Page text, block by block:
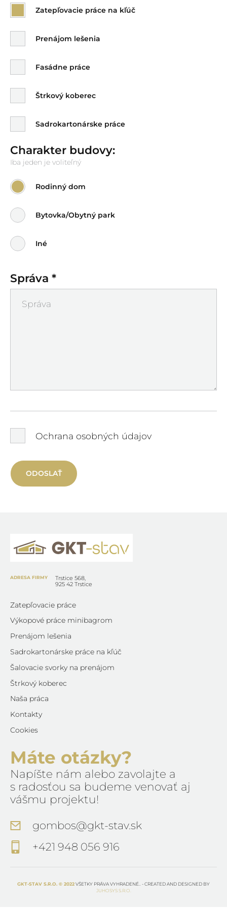
Zatepľovacie práce na kľúč
Prenájom lešenia
Fasádne práce
Štrkový koberec
Sadrokartonárske práce
Charakter budovy:
Iba jeden je voliteľný
Rodinný dom
Bytovka/Obytný park
Iné
Správa *
Ochrana osobných údajov
ODOSLAŤ
ADRESA FIRMY
Trstice 568,
925 42 Trstice
Zatepľovacie práce
Výkopové práce minibagrom
Prenájom lešenia
Sadrokartonárske práce na kľúč
Šalovacie svorky na prenájom
Štrkový koberec
Naša práca
Kontakty
Cookies
Máte otázky?
Napíšte nám alebo zavolajte a
s radosťou sa budeme venovať aj
vášmu projektu!
gombos@gkt-stav.sk
+421 948 056 916
GKT-STAV S.R.O. © 2022VŠETKY PRÁVA VYHRADENÉ.. - CREATED AND DESIGNED BY
JUHOSYS S.R.O.